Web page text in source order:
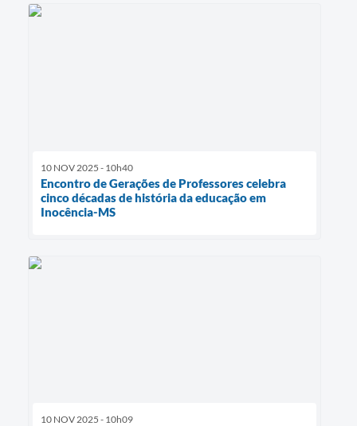
10 NOV 2025 - 10h40
Encontro de Gerações de Professores celebra
cinco décadas de história da educação em
Inocência-MS
10 NOV 2025 - 10h09